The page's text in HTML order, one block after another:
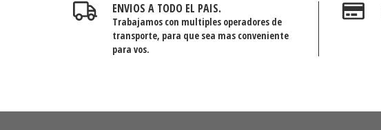
ENVIOS A TODO EL PAIS.
Trabajamos con multiples operadores de
transporte, para que sea mas conveniente
para vos.